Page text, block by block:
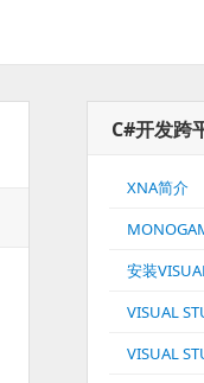
C#开发跨
XNA简介
安装
VISUAL
VISUAL